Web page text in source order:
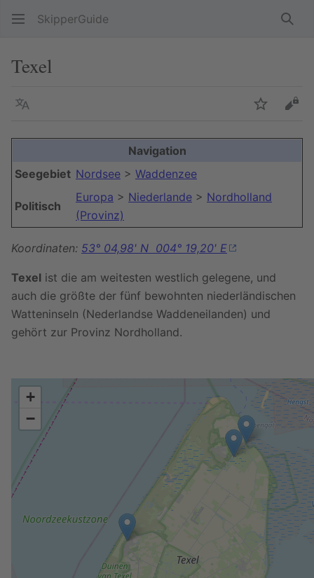
SkipperGuide
Texel
Sprache
Navigation
Seegebiet Nordsee > Waddenzee
Politisch
Europa > Niederlande > Nordholland
(Provinz)
Koordinaten: 53° 04,98' N 004° 19,20' E
Texel ist die am weitesten westlich gelegene, und
auch die größte der fünf bewohnten niederländischen
Watteninseln (Nederlandse Waddeneilanden) und
gehört zur Provinz Nordholland.
+
−